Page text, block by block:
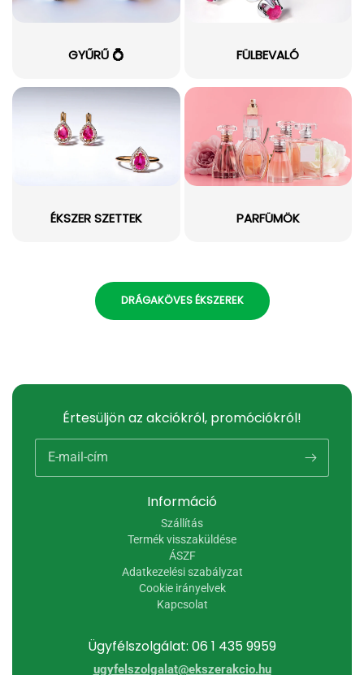
GYŰRŰ 💍 FÜLBEVALÓ
ÉKSZER SZETTEK PARFÜMÖK
DRÁGAKÖVES ÉKSZEREK
Ügyfélszolgálat: 06 1 435 9959
ugyfelszolgalat@ekszerakcio.hu
Információ
Szállítás
Termék visszaküldése
ÁSZF
Adatkezelési szabályzat
Cookie irányelvek
Kapcsolat
Értesüljön az akciókról, promóciókról!
E-mail-cím